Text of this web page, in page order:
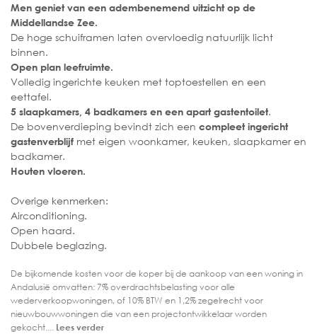
Men geniet van een adembenemend uitzicht op de
Middellandse Zee.
De hoge schuiframen laten overvloedig natuurlijk licht
binnen.
Open plan leefruimte.
Volledig ingerichte keuken met toptoestellen en een
eettafel.
5 slaapkamers, 4 badkamers en een apart gastentoilet.
De bovenverdieping bevindt zich een compleet ingericht
gastenverblijf met eigen woonkamer, keuken, slaapkamer en
badkamer.
Houten vloeren.
Overige kenmerken:
Airconditioning.
Open haard.
Dubbele beglazing.
De bijkomende kosten voor de koper bij de aankoop van een woning in
Andalusië omvatten: 7% overdrachtsbelasting voor alle
wederverkoopwoningen, of 10% BTW en 1,2% zegelrecht voor
nieuwbouwwoningen die van een projectontwikkelaar worden
gekocht.... Lees verder